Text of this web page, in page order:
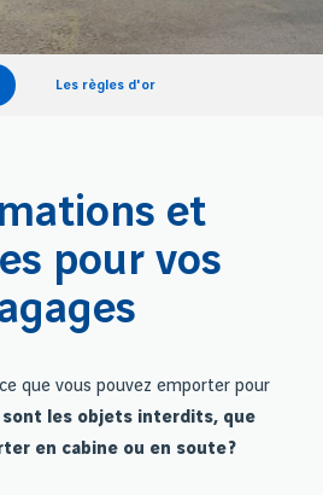
Les règles d'or
et
pour vos
que vous pouvez emporter pour
sont les objets interdits, que
en cabine ou en soute ?